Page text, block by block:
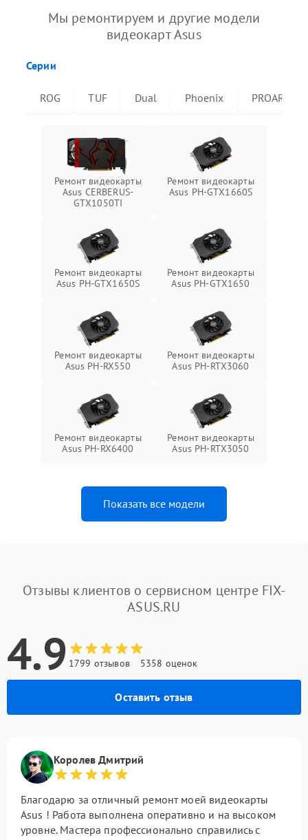
Мы ремонтируем и другие модели
видеокарт Asus
Серии
ROG TUF Dual Phoenix PROART
Ремонт видеокарты
Asus CERBERUS-
GTX1050TI
Ремонт видеокарты
Asus PH-GTX1660S
Ремонт видеокарты
Asus PH-GTX1650S
Ремонт видеокарты
Asus PH-GTX1650
Ремонт видеокарты
Asus PH-RX550
Ремонт видеокарты
Asus PH-RTX3060
Ремонт видеокарты
Asus PH-RX6400
Ремонт видеокарты
Asus PH-RTX3050
Показать все модели
Отзывы клиентов о сервисном центре FIX-
ASUS.RU
4.9 1799 отзывов 5358 оценок
Оставить отзыв
Королев Дмитрий
Благодарю за отличный ремонт моей видеокарты
Asus ! Работа выполнена оперативно и на высоком
уровне. Мастера профессионально справились с